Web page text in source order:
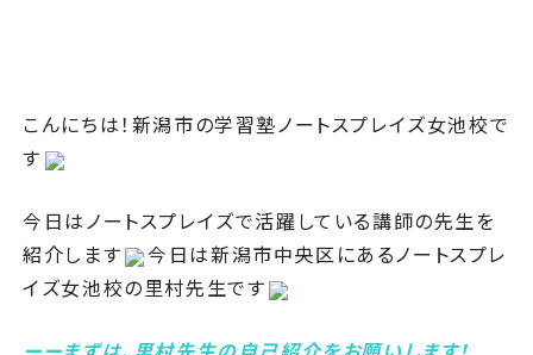
こんにちは！新潟市の学習塾ノートスプレイズ女池校で
す
今日はノートスプレイズで活躍している講師の先生を
紹介します
今日は新潟市中央区にあるノートスプレ
イズ女池校の里村先生です